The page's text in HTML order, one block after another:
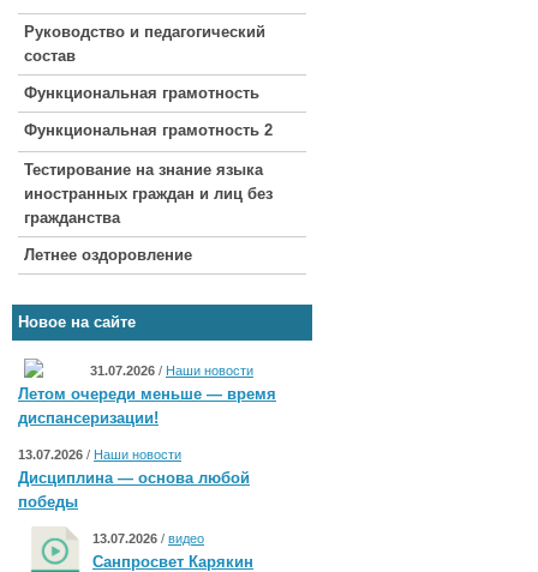
Руководство и педагогический
состав
Функциональная грамотность
Функциональная грамотность 2
Тестирование на знание языка
иностранных граждан и лиц без
гражданства
Летнее оздоровление
Новое на сайте
31.07.2026 / Наши новости
Летом очереди меньше — время
диспансеризации!
13.07.2026 / Наши новости
Дисциплина — основа любой
победы
13.07.2026 / видео
Санпросвет Карякин